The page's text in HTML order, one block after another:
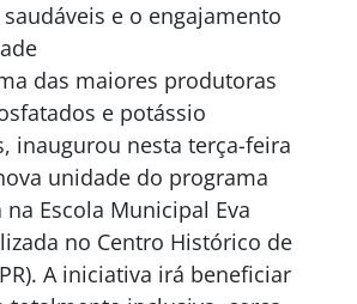
e o engajamento
das maiores produtoras
e potássio
inaugurou nesta terça-feira
unidade do programa
na Escola Municipal Eva
no Centro Histórico de
A iniciativa irá beneficiar